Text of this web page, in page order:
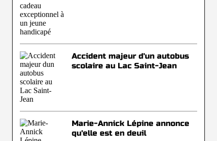
Accident majeur d'un autobus
scolaire au Lac Saint-Jean
Marie-Annick Lépine annonce
qu'elle est en deuil